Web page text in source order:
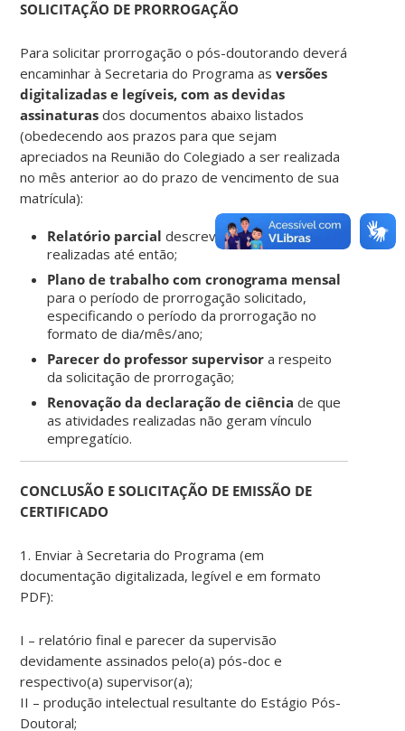
SOLICITAÇÃO DE PRORROGAÇÃO
Para solicitar prorrogação o pós-doutorando deverá
encaminhar à Secretaria do Programa asversões
digitalizadas e legíveis, com as devidas
assinaturasdos documentos abaixo listados
(obedecendo aos prazos para que sejam
apreciados na Reunião do Colegiado a ser realizada
no mês anterior ao do prazo de vencimento de sua
matrícula):
Relatório parcial descrevendo as atividades
realizadas até então;
Plano de trabalho com cronograma mensal
para o período de prorrogação solicitado,
especificando o período da prorrogação no
formato de dia/mês/ano;
Parecer do professor supervisor a respeito
da solicitação de prorrogação;
Renovação da declaração de ciência de que
as atividades realizadas não geram vínculo
empregatício.
CONCLUSÃO E SOLICITAÇÃO DE EMISSÃO DE
CERTIFICADO
1. Enviar à Secretaria do Programa (em
documentação digitalizada, legível e em formato
PDF):
I – relatório final e parecer da supervisão
devidamente assinados pelo(a) pós-doc e
respectivo(a) supervisor(a);
II – produção intelectual resultante do Estágio Pós-
Doutoral;